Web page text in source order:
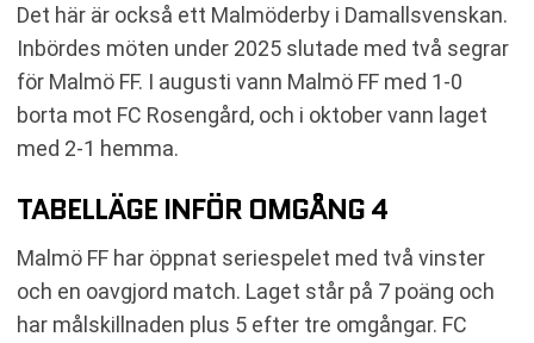
Det här är också ett Malmöderby i Damallsvenskan.
Inbördes möten under 2025 slutade med två segrar
för Malmö FF. I augusti vann Malmö FF med 1-0
borta mot FC Rosengård, och i oktober vann laget
med 2-1 hemma.
TABELLÄGE INFÖR OMGÅNG 4
Malmö FF har öppnat seriespelet med två vinster
och en oavgjord match. Laget står på 7 poäng och
har målskillnaden plus 5 efter tre omgångar. FC